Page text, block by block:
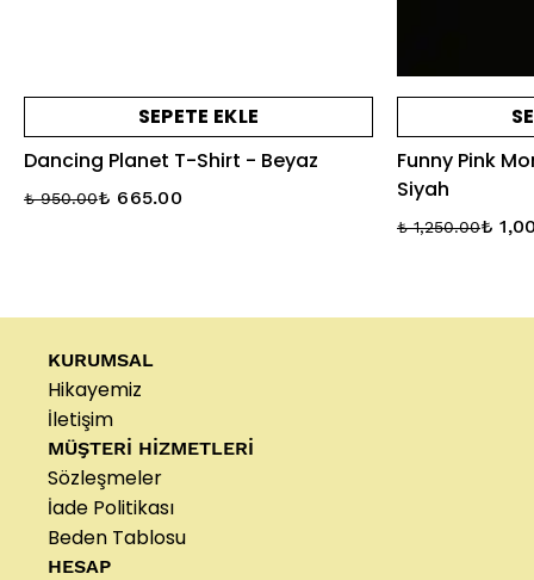
SEPETE EKLE
Dancing Planet T-Shirt - Beyaz
₺ 950.00₺ 665.00
Funny Pink
Siyah
₺ 1,250.00₺
KURUMSAL
Hikayemiz
İletişim
MÜŞTERİ HİZMETLERİ
Sözleşmeler
İade Politikası
Beden Tablosu
HESAP